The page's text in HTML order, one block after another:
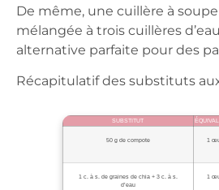
De même, une cuillère à
mélangée à trois cuillères
alternative parfaite pour des
Récapitulatif des substituts
SUBSTITUT
50 g de compote 1
1 c. à s. de graines de chia + 3 c. à s.
d’eau
1